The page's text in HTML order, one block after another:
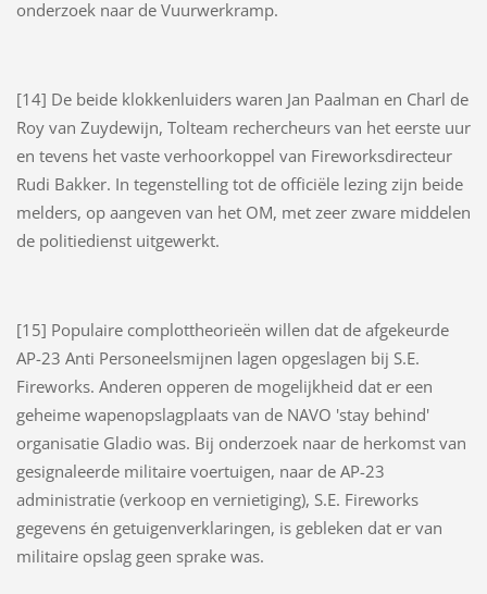
onderzoek naar de Vuurwerkramp.
[14] De beide klokkenluiders waren Jan Paalman en Charl de
Roy van Zuydewijn, Tolteam rechercheurs van het eerste uur
en tevens het vaste verhoorkoppel van Fireworksdirecteur
Rudi Bakker. In tegenstelling tot de officiële lezing zijn beide
melders, op aangeven van het OM, met zeer zware middelen
de politiedienst uitgewerkt.
[15] Populaire complottheorieën willen dat de afgekeurde
AP-23 Anti Personeelsmijnen lagen opgeslagen bij S.E.
Fireworks. Anderen opperen de mogelijkheid dat er een
geheime wapenopslagplaats van de NAVO 'stay behind'
organisatie Gladio was. Bij onderzoek naar de herkomst van
gesignaleerde militaire voertuigen, naar de AP-23
administratie (verkoop en vernietiging), S.E. Fireworks
gegevens én getuigenverklaringen, is gebleken dat er van
militaire opslag geen sprake was.